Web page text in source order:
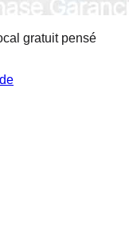
gratuit pensé